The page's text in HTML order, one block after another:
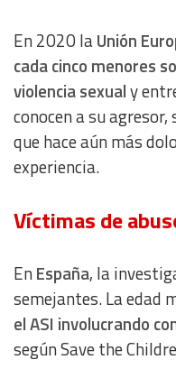
En 2020 laUnión
cada cinco menores
violencia sexualy
conocen a su
que hace aún más
experiencia.
Víctimas de
EnEspaña, la
semejantes. La edad
el ASI involucrando
según Save the